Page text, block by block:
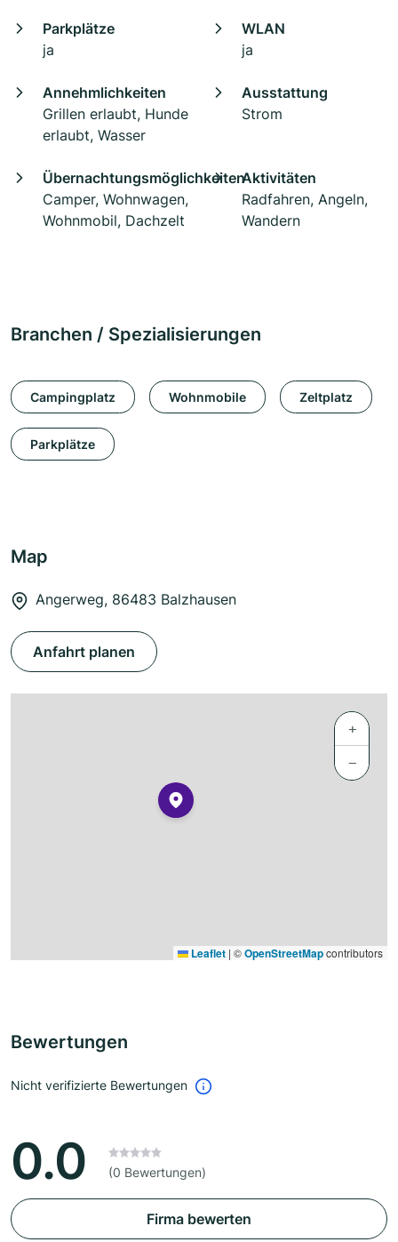
Parkplätze
ja
WLAN
ja
Annehmlichkeiten
Grillen erlaubt, Hunde
erlaubt, Wasser
Ausstattung
Strom
Übernachtungsmöglichkeiten
Camper, Wohnwagen,
Wohnmobil, Dachzelt
Aktivitäten
Radfahren, Angeln,
Wandern
Branchen / Spezialisierungen
Campingplatz Wohnmobile Zeltplatz
Parkplätze
Map
Angerweg, 86483 Balzhausen
Anfahrt planen
+
−
Leaflet | ©OpenStreetMapcontributors
Bewertungen
Nicht verifizierte Bewertungen
0.0 (0 Bewertungen)
Firma bewerten